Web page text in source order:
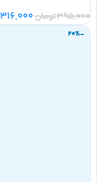
395,000تومان316,000
-20%